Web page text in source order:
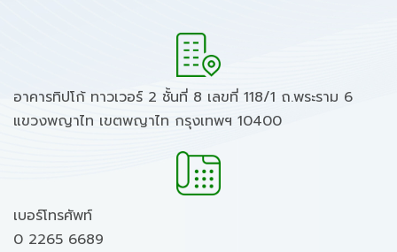
อาคารทิปโก้ ทาวเวอร์ 2 ชั้นที่ 8 เลขที่ 118/1 ถ.พระราม 6
แขวงพญาไท เขตพญาไท กรุงเทพฯ 10400
เบอร์โทรศัพท์
0 2265 6689